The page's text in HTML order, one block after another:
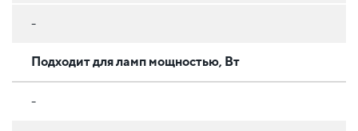
-
Подходит для ламп мощностью, Вт
-